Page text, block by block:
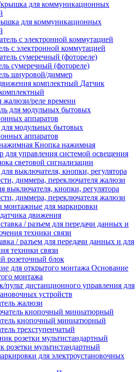
для коммуникационных
с электронной коммутацией
сумеречный (фотореле)
шнуровой/диммер
Датчик
жалюзи/реле времени
для модульных бытовых
аппаратов
Кнопка нажимная
для управления системой освещения
световой сигнализации
выключателя, кнопки, регулятора
диммера, переключателя жалюзи
монтажные для маркировки
движения
/ разъем для передачи данных и для
техники связи
розеточный блок
Основание
монтажа
пульт дистанционного управления для
устройств
жалюзи
кнопочный миниатюрный
трехступенчатый
розетки мультистандартный
для электроустановочных